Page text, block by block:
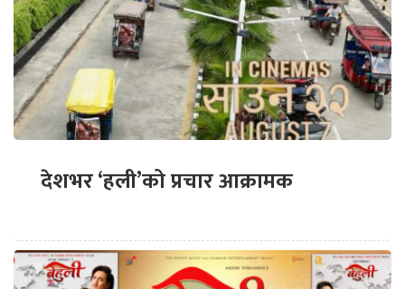
देशभर ‘हली’को प्रचार आक्रामक